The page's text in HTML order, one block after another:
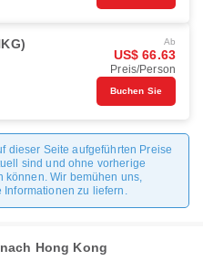
Ab
US$ 66.63
Preis/Person
Buchen Sie
dieser Seite aufgeführten Preise
sind und ohne vorherige
können. Wir bemühen uns,
zu liefern.
Hong Kong